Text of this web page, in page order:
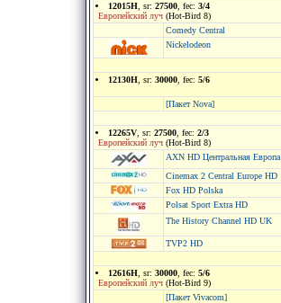
12015H , sr: 27500 , fec: 3/4
Европейский луч (Hot-Bird 8)
Comedy Central
Nickelodeon
12130H , sr: 30000 , fec: 5/6
[Пакет Nova]
12265V , sr: 27500 , fec: 2/3
Европейский луч (Hot-Bird 8)
AXN HD Центральная Европа
Cinemax 2 Central Europe HD
Fox HD Polska
Polsat Sport Extra HD
The History Channel HD UK
TVP2 HD
12616H , sr: 30000 , fec: 5/6
Европейский луч (Hot-Bird 9)
[Пакет Vivacom]